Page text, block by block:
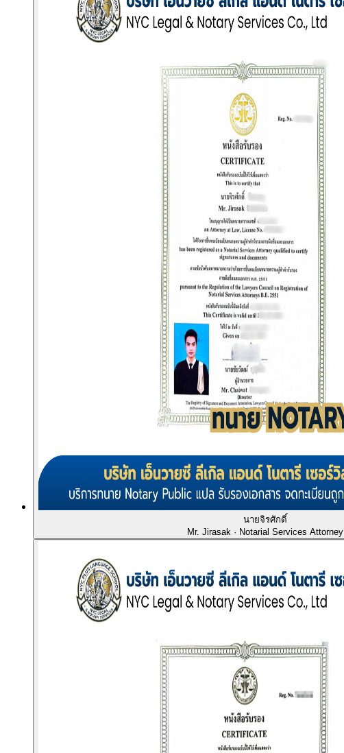
นายจิรศักดิ์
Mr. Jirasak · Notarial Services Attorney